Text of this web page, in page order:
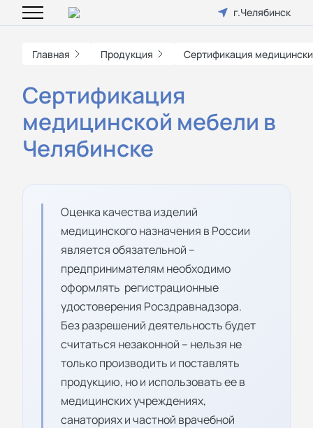
г.Челябинск
Главная Продукция Сертификация
Сертификация
медицинской мебели в
Челябинске
Оценка качества изделий
медицинского назначения в России
является обязательной –
предпринимателям необходимо
оформлять регистрационные
удостоверения Росздравнадзора.
Без разрешений деятельность будет
считаться незаконной – нельзя не
только производить и поставлять
продукцию, но и использовать ее в
медицинских учреждениях,
санаториях и частной врачебной